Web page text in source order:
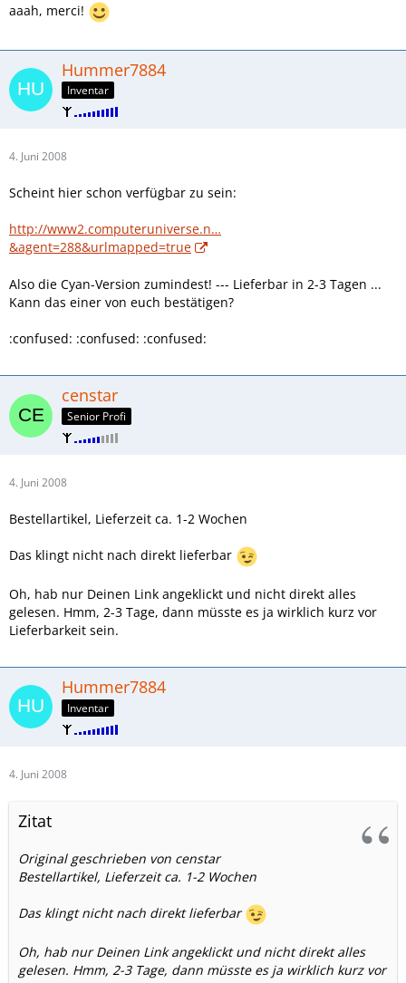
aaah, merci!
Hummer7884
Inventar
4. Juni 2008
Scheint hier schon verfügbar zu sein:
http://www2.computeruniverse.n…
&agent=288&urlmapped=true
Also die Cyan-Version zumindest! --- Lieferbar in 2-3 Tagen ...
Kann das einer von euch bestätigen?
:confused: :confused: :confused:
censtar
Senior Profi
4. Juni 2008
Bestellartikel, Lieferzeit ca. 1-2 Wochen
Das klingt nicht nach direkt lieferbar
Oh, hab nur Deinen Link angeklickt und nicht direkt alles
gelesen. Hmm, 2-3 Tage, dann müsste es ja wirklich kurz vor
Lieferbarkeit sein.
Hummer7884
Inventar
4. Juni 2008
Zitat
Original geschrieben von censtar
Bestellartikel, Lieferzeit ca. 1-2 Wochen
Das klingt nicht nach direkt lieferbar
Oh, hab nur Deinen Link angeklickt und nicht direkt alles
gelesen. Hmm, 2-3 Tage, dann müsste es ja wirklich kurz vor